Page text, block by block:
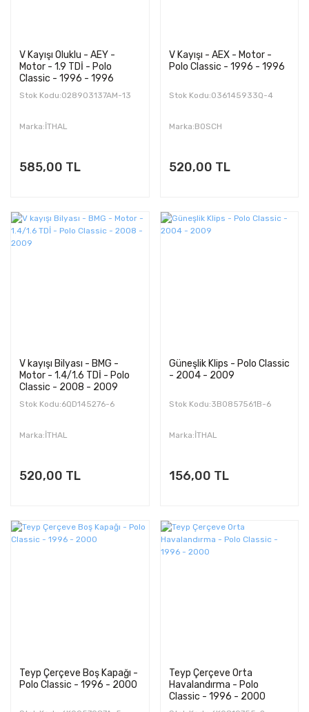
V Kayışı Oluklu - AEY -
Motor - 1.9 TDİ - Polo
Classic - 1996 - 1996
Stok Kodu:028903137AM-13
Marka:İTHAL
585,00 TL
V Kayışı - AEX - Motor -
Polo Classic - 1996 - 1996
Stok Kodu:036145933Q-4
Marka:BOSCH
520,00 TL
V kayışı Bilyası - BMG -
Motor - 1.4/1.6 TDİ - Polo
Classic - 2008 - 2009
Stok Kodu:6QD145276-6
Marka:İTHAL
520,00 TL
Güneşlik Klips - Polo Classic
- 2004 - 2009
Stok Kodu:3B0857561B-6
Marka:İTHAL
156,00 TL
Teyp Çerçeve Boş Kapağı -
Polo Classic - 1996 - 2000
Teyp Çerçeve Orta
Havalandırma - Polo
Classic - 1996 - 2000